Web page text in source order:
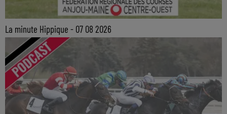
La minute Hippique - 07 08 2026